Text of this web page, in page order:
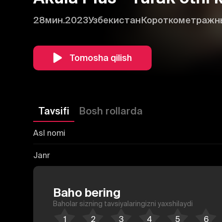
28мин.2023Узбекистан
Tomosha qilish
Tavsifi Bosh rollarda
Asl nomi
Janr
Baho bering
Baholar sizning tavsiyalaringizni yaxshilaydi